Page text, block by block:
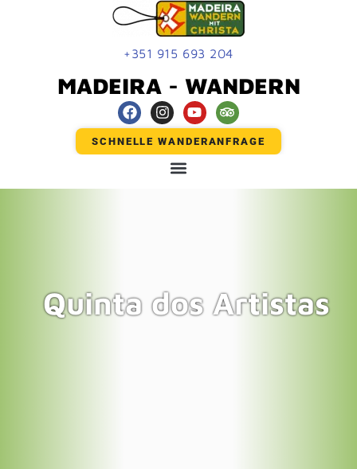
+351 915 693 204
MADEIRA - WANDERN
SCHNELLE WANDERANFRAGE
Quinta dos Artistas